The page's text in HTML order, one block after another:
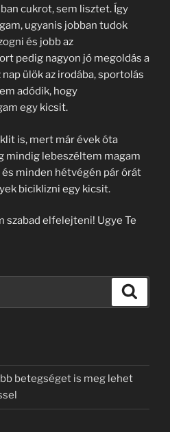
cukrot, sem lisztet. Így
ugyanis jobban tudok
és jobb az
pedig nagyon jó megoldás a
ülök az irodába, sportolás
adódik, hogy
egy kicsit.
is, mert már évek óta
mindig lebeszéltem magam
minden hétvégén pár órát
biciklizni egy kicsit.
szabad elfelejteni! Ugye Te
betegséget is meg lehet